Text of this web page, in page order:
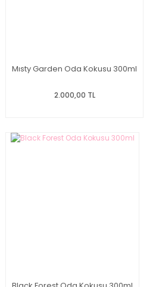
Mısty Garden Oda Kokusu 300ml
2.000,00 TL